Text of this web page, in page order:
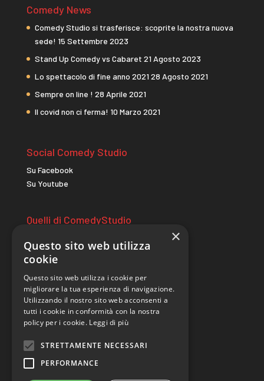
Comedy News
Comedy Studio si trasferisce: scoprite la nostra nuova
sede! 15 Settembre 2023
Stand Up Comedy vs Cabaret 21 Agosto 2023
Lo spettacolo di fine anno 2021 28 Agosto 2021
Sempre on line ! 28 Aprile 2021
Il covid non ci ferma! 10 Marzo 2021
Social Comedy Studio
Su Facebook
Su Youtube
Quelli di ComedyStudio
wildcomedycamp.it
Sito realizzato da
×
Questo sito web utilizza
cookie
Questo sito web utilizza i cookie per
migliorare la tua esperienza di navigazione.
Utilizzando il nostro sito web acconsenti a
tutti i cookie in conformità con la nostra
policy per i cookie. Leggi di più
STRETTAMENTE NECESSARI
PERFORMANCE